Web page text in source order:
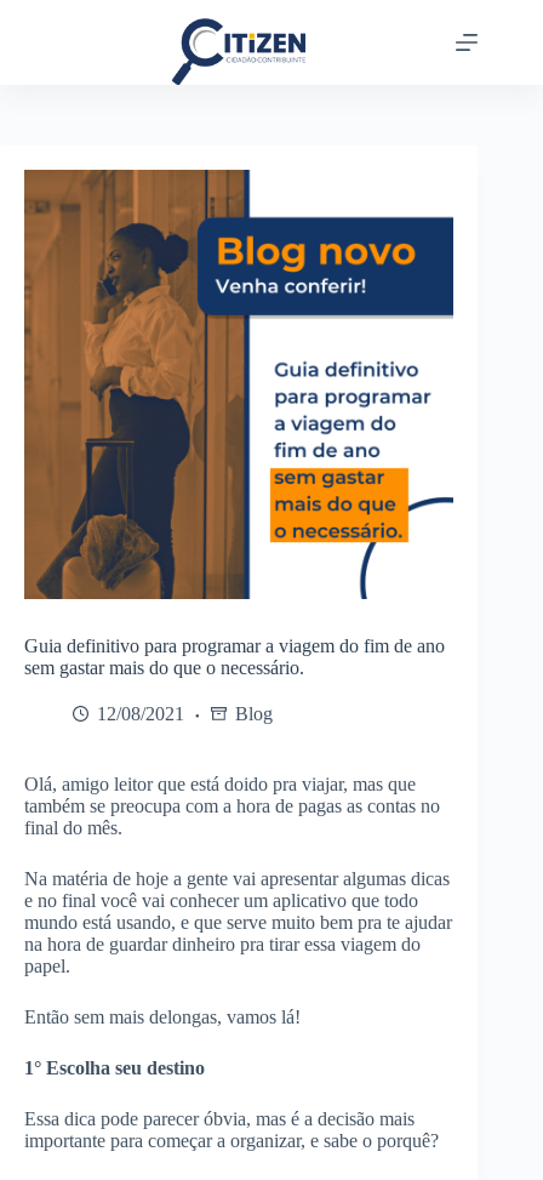
Guia definitivo para programar a viagem do fim de ano
sem gastar mais do que o necessário.
12/08/2021 Blog
Olá, amigo leitor que está doido pra viajar, mas que
também se preocupa com a hora de pagas as contas no
final do mês.
Na matéria de hoje a gente vai apresentar algumas dicas
e no final você vai conhecer um aplicativo que todo
mundo está usando, e que serve muito bem pra te ajudar
na hora de guardar dinheiro pra tirar essa viagem do
papel.
Então sem mais delongas, vamos lá!
1° Escolha seu destino
Essa dica pode parecer óbvia, mas é a decisão mais
importante para começar a organizar, e sabe o porquê?